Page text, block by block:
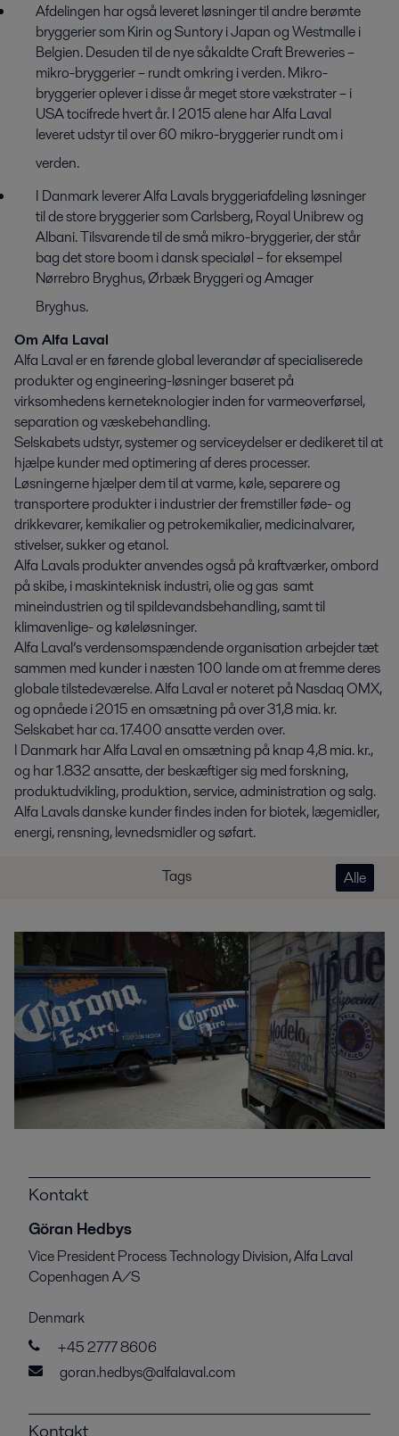
Afdelingen har også leveret løsninger til andre berømte
bryggerier som Kirin og Suntory i Japan og Westmalle i
Belgien. Desuden til de nye såkaldte Craft Breweries –
mikro-bryggerier – rundt omkring i verden. Mikro-
bryggerier oplever i disse år meget store vækstrater – i
USA tocifrede hvert år. I 2015 alene har Alfa Laval
leveret udstyr til over 60 mikro-bryggerier rundt om i
verden.
I Danmark leverer Alfa Lavals bryggeriafdeling løsninger
til de store bryggerier som Carlsberg, Royal Unibrew og
Albani. Tilsvarende til de små mikro-bryggerier, der står
bag det store boom i dansk specialøl – for eksempel
Nørrebro Bryghus, Ørbæk Bryggeri og Amager
Bryghus.
Om Alfa Laval
Alfa Laval er en førende global leverandør af specialiserede
produkter og engineering-løsninger baseret på
virksomhedens kerneteknologier inden for varmeoverførsel,
separation og væskebehandling.
Selskabets udstyr, systemer og serviceydelser er dedikeret til at
hjælpe kunder med optimering af deres processer.
Løsningerne hjælper dem til at varme, køle, separere og
transportere produkter i industrier der fremstiller føde- og
drikkevarer, kemikalier og petrokemikalier, medicinalvarer,
stivelser, sukker og etanol.
Alfa Lavals produkter anvendes også på kraftværker, ombord
på skibe, i maskinteknisk industri, olie og gas samt
mineindustrien og til spildevandsbehandling, samt til
klimavenlige- og køleløsninger.
Alfa Laval’s verdensomspændende organisation arbejder tæt
sammen med kunder i næsten 100 lande om at fremme deres
globale tilstedeværelse. Alfa Laval er noteret på Nasdaq OMX,
og opnåede i 2015 en omsætning på over 31,8 mia. kr.
Selskabet har ca. 17.400 ansatte verden over.
I Danmark har Alfa Laval en omsætning på knap 4,8 mia. kr.,
og har 1.832 ansatte, der beskæftiger sig med forskning,
produktudvikling, produktion, service, administration og salg.
Alfa Lavals danske kunder findes inden for biotek, lægemidler,
energi, rensning, levnedsmidler og søfart.
Tags Alle
Kontakt
Göran Hedbys
Vice President Process Technology Division, Alfa Laval
Copenhagen A/S
Denmark
+45 2777 8606
goran.hedbys@alfalaval.com
Kontakt